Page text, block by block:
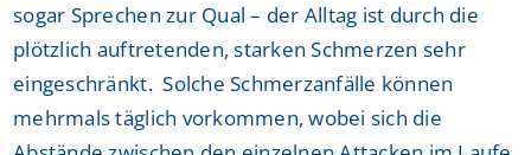
sogar Sprechen zur Qual – der Alltag ist durch die
plötzlich auftretenden, starken Schmerzen sehr
eingeschränkt. Solche Schmerzanfälle können
mehrmals täglich vorkommen, wobei sich die